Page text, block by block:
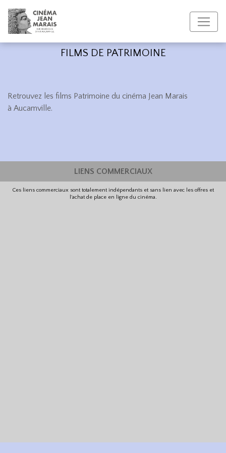
FILMS DE PATRIMOINE
Retrouvez les films Patrimoine du cinéma Jean Marais
à Aucamville.
LIENS COMMERCIAUX
Ces liens commerciaux sont totalement indépendants et sans lien avec les offres et
l'achat de place en ligne du cinéma.